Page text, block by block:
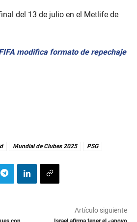
del 13 de julio en el Metlife de
modifica formato de repechaje
Mundial de Clubes 2025 PSG
Artículo siguiente